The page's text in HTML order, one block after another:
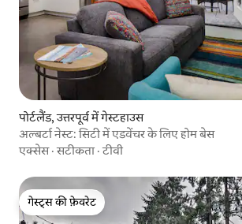
पोर्टलैंड, उत्तरपूर्व में गेस्टहाउस
अल्बर्टा नेस्ट: सिटी में एडवेंचर के लिए होम बेस
एक्सेस·सटीकता ·टीवी
गेस्ट्स की फ़ेवरेट
गेस्ट्स की फ़ेवरेट